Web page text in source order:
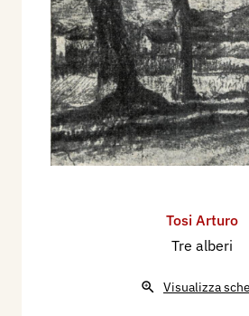
Tosi Arturo
Tre alberi
Visualizza